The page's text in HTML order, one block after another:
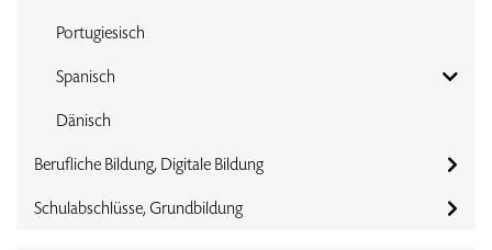
Portugiesisch
Spanisch
Dänisch
Berufliche Bildung, Digitale Bildung
Schulabschlüsse, Grundbildung